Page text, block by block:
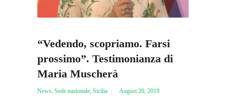
“Vedendo, scopriamo. Farsi
prossimo”. Testimonianza di
Maria Muscherà
News Sede nazionale Sicilia August 20, 2019